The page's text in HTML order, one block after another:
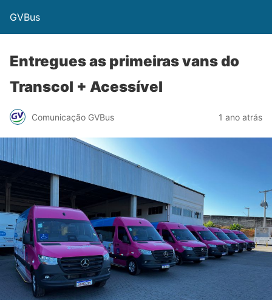
GVBus
Entregues as primeiras vans do
Transcol + Acessível
Comunicação GVBus 1 ano atrás